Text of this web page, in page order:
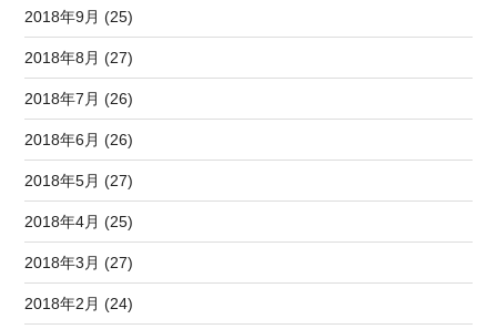
2018年9月 (25)
2018年8月 (27)
2018年7月 (26)
2018年6月 (26)
2018年5月 (27)
2018年4月 (25)
2018年3月 (27)
2018年2月 (24)